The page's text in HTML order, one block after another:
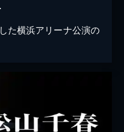
た横浜アリーナ公演の